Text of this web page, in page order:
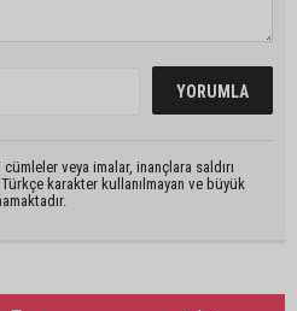
veya imalar, inançlara saldırı
karakter kullanılmayan ve büyük